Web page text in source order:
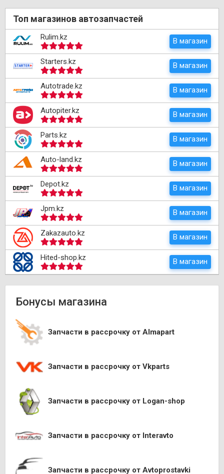
Топ магазинов автозапчастей
Rulim.kz В магазин
Starters.kz В магазин
Autotrade.kz В магазин
Autopiter.kz В магазин
Parts.kz В магазин
Auto-land.kz В магазин
Depot.kz В магазин
Jpm.kz В магазин
Zakazauto.kz В магазин
Hited-shop.kz В магазин
Бонусы магазина
Запчасти в рассрочку от Almapart
Запчасти в рассрочку от Vkparts
Запчасти в рассрочку от Logan-shop
Запчасти в рассрочку от Interavto
Запчасти в рассрочку от Avtoprostavki